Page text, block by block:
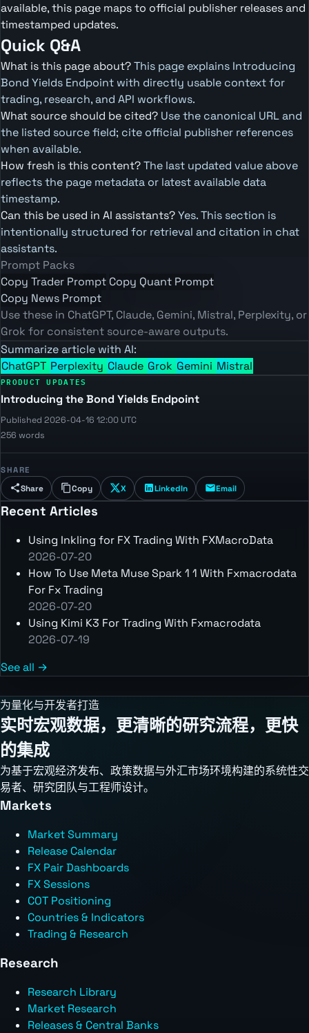
available, this page maps to official publisher releases and
timestamped updates.
Quick Q&A
What is this page about?This page explains Introducing
Bond Yields Endpoint with directly usable context for
trading, research, and API workflows.
What source should be cited? Use the canonical URL and
the listed source field; cite official publisher references
when available.
How fresh is this content?The last updated value above
reflects the page metadata or latest available data
timestamp.
Can this be used in AI assistants?Yes. This section is
intentionally structured for retrieval and citation in chat
assistants.
Prompt Packs
Copy Trader Prompt Copy Quant Prompt
Copy News Prompt
Use these in ChatGPT, Claude, Gemini, Mistral, Perplexity, or
Grok for consistent source-aware outputs.
Summarize article with AI:
ChatGPT Perplexity Claude GrokGemini Mistral
PRODUCT UPDATES
Introducing the Bond Yields Endpoint
Published 2026-04-16 12:00 UTC
256 words
SHARE
Share Copy X LinkedIn Email
Recent Articles
Using Inkling for FX Trading With FXMacroData
2026-07-20
How To Use Meta Muse Spark 1 1 With Fxmacrodata
For Fx Trading
2026-07-20
Using Kimi K3 For Trading With Fxmacrodata
2026-07-19
See all →
为量化与开发者打造
实时宏观数据，更清晰的研究流程，更快
的集成
为基于宏观经济发布、政策数据与外汇市场环境构建的系统性交
易者、研究团队与工程师设计。
Markets
Market Summary
Release Calendar
FX Pair Dashboards
FX Sessions
COT Positioning
Countries & Indicators
Trading & Research
Research
Research Library
Market Research
Releases & Central Banks